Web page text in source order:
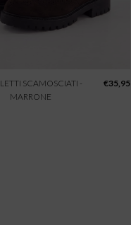
SCAMOSCIATI -
MARRONE
€35,95